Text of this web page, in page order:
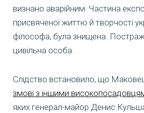
визнано аварійним. Частина
присвяченої життю й творчості
філософа, була знищена.
цивільна особа.
Слідство встановило, що
змові з іншими
яких генерал-майор Денис